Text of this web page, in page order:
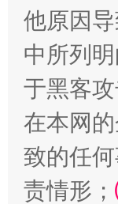
国家大学
他原因
中所列
于黑客
在本网
致的任何
责情形；